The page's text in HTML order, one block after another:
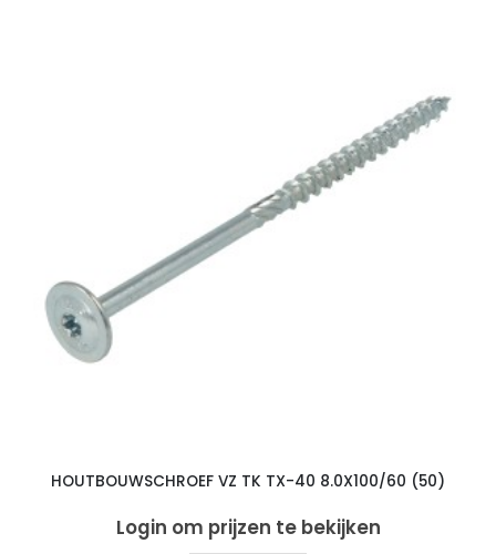
HOUTBOUWSCHROEF VZ TK TX-40 8.0X100/60 (50)
Login om prijzen te bekijken